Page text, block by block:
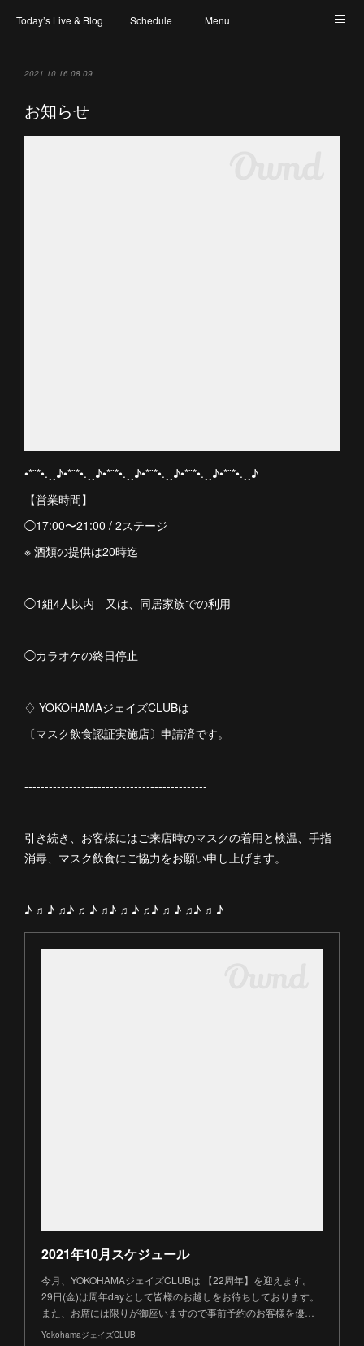
Today’s Live & Blog Schedule Menu
2021.10.16 08:09
お知らせ
•*¨*•.¸¸♪•*¨*•.¸¸♪•*¨*•.¸¸♪•*¨*•.¸¸♪•*¨*•.¸¸♪•*¨*•.¸¸♪
【営業時間】
◯17:00〜21:00 / 2ステージ
※ 酒類の提供は20時迄
◯1組4人以内 又は、同居家族での利用
◯カラオケの終日停止
♢ YOKOHAMAジェイズCLUBは
〔マスク飲食認証実施店〕申請済です。
---------------------------------------------
引き続き、お客様にはご来店時のマスクの着用と検温、手指
消毒、マスク飲食にご協力をお願い申し上げます。
♪ ♫ ♪ ♫♪ ♫ ♪ ♫♪ ♫ ♪ ♫♪ ♫ ♪ ♫♪ ♫ ♪
2021年10月スケジュール
今月、YOKOHAMAジェイズCLUBは 【22周年】を迎えます。
29日(金)は周年dayとして皆様のお越しをお待ちしております。
また、お席には限りが御座いますので事前予約のお客様を優…
YokohamaジェイズCLUB